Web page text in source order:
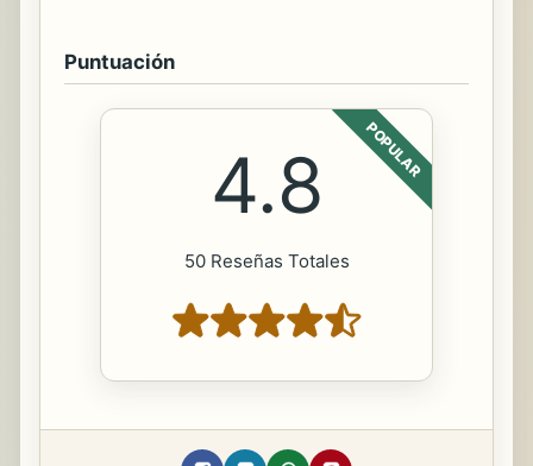
Puntuación
POPULAR
4.8
50 Reseñas Totales